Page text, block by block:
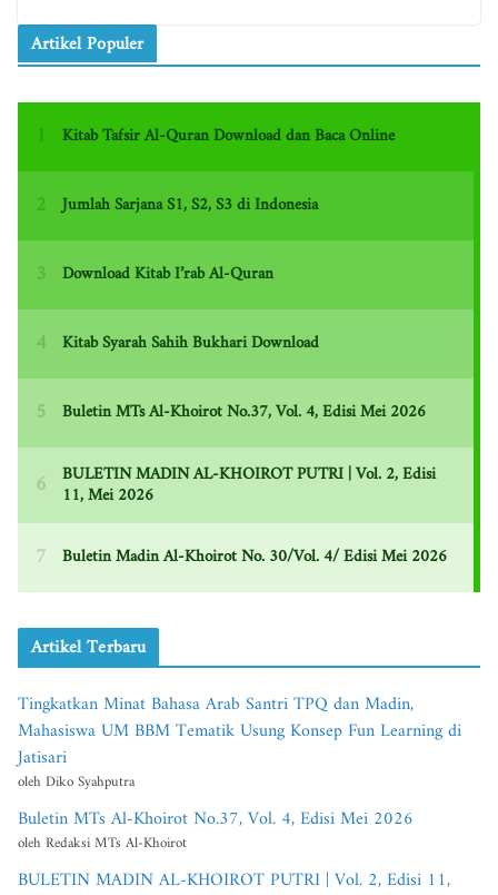
Artikel Populer
Artikel Terbaru
Tingkatkan Minat Bahasa Arab Santri TPQ dan Madin,
Mahasiswa UM BBM Tematik Usung Konsep Fun Learning di
Jatisari
oleh Diko Syahputra
Buletin MTs Al-Khoirot No.37, Vol. 4, Edisi Mei 2026
oleh Redaksi MTs Al-Khoirot
BULETIN MADIN AL-KHOIROT PUTRI | Vol. 2, Edisi 11,